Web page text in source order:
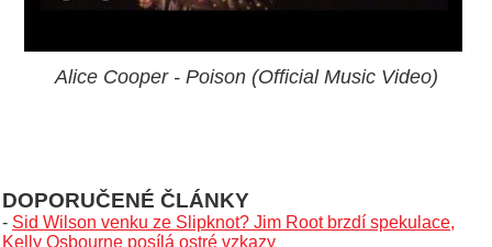
Alice Cooper - Poison (Official Music Video)
DOPORUČENÉ ČLÁNKY
- Sid Wilson venku ze Slipknot? Jim Root brzdí spekulace,
Kelly Osbourne posílá ostré vzkazy